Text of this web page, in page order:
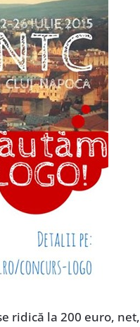
ridică la 200 euro, net,